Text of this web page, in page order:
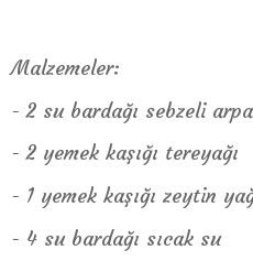
Malzemeler:
- 2 su bardağı sebzeli
- 2 yemek kaşığı tereyağı
- 1 yemek kaşığı zeytin
- 4 su bardağı sıcak su